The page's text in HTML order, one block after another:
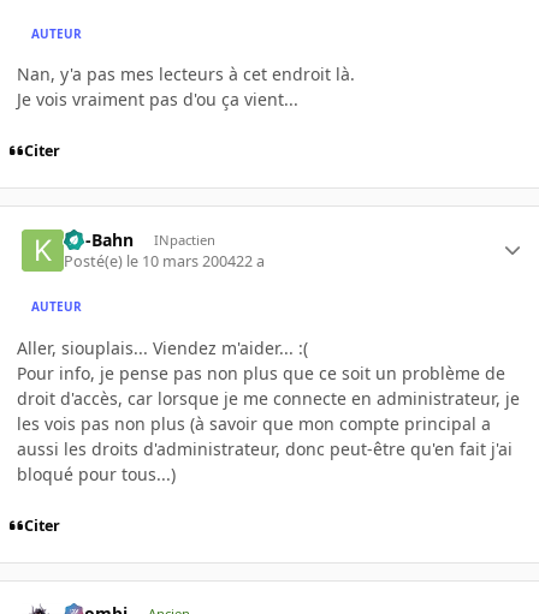
AUTEUR
Nan, y'a pas mes lecteurs à cet endroit là.
Je vois vraiment pas d'ou ça vient...
Citer
Ko-Bahn INpactien
Posté(e) le 10 mars 200422 a
AUTEUR
Aller, siouplais... Viendez m'aider... :(
Pour info, je pense pas non plus que ce soit un problème de
droit d'accès, car lorsque je me connecte en administrateur, je
les vois pas non plus (à savoir que mon compte principal a
aussi les droits d'administrateur, donc peut-être qu'en fait j'ai
bloqué pour tous...)
Citer